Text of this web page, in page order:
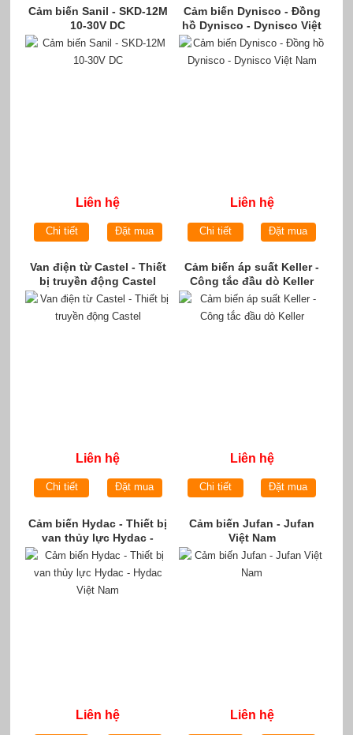
Cảm biến Sanil - SKD-12M
10-30V DC
Liên hệ
Chi tiết Đặt mua
Cảm biến Dynisco - Đồng
hồ Dynisco - Dynisco Việt
Nam
Liên hệ
Chi tiết Đặt mua
Van điện từ Castel - Thiết
bị truyền động Castel
Liên hệ
Chi tiết Đặt mua
Cảm biến áp suất Keller -
Công tắc đầu dò Keller
Liên hệ
Chi tiết Đặt mua
Cảm biến Hydac - Thiết bị
van thủy lực Hydac -
Hydac Việt Nam
Liên hệ
Cảm biến Jufan - Jufan
Việt Nam
Liên hệ